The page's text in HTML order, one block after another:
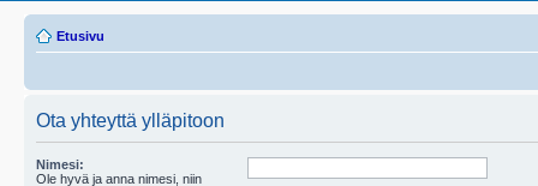
Etusivu
Ota yhteyttä ylläpitoon
Nimesi:
Ole hyvä ja anna nimesi, niin